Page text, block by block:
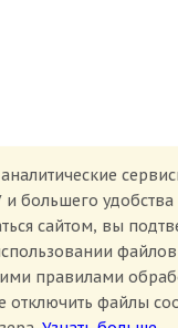
большего удобства
сайтом, вы
правилами
отключить файлы